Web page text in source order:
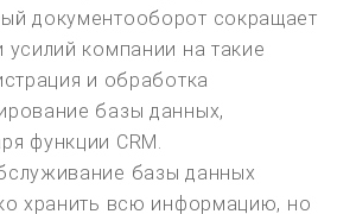
документооборот сокращает
компании на такие
и обработка
базы данных,
функции CRM.
базы данных
хранить всю информацию, но